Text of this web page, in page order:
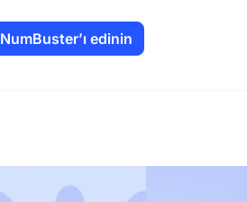
NumBuster’ı edinin